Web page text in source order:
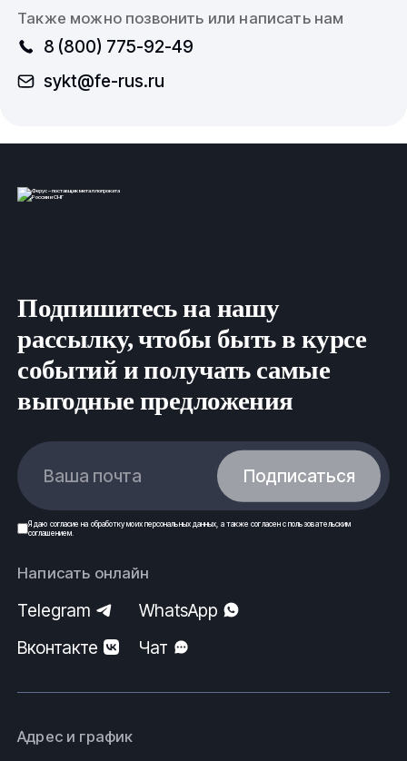
Также можно позвонить или написать нам
8 (800) 775-92-49
sykt@fe-rus.ru
Подпишитесь на нашу
рассылку, чтобы быть в курсе
событий и получать самые
выгодные предложения
Ваша почта Подписаться
Я даю согласие на обработку моих персональных данных , а также согласен спользовательским
соглашением.
Написать онлайн
Telegram
WhatsApp
Вконтакте
Чат
Адрес и график